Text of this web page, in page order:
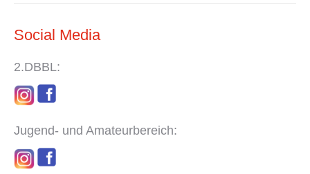
Social Media
2.DBBL:
Jugend- und Amateurbereich: